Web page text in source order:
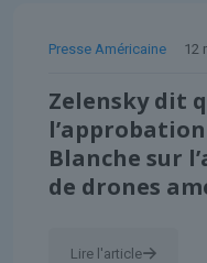
Presse Américaine 12
Zelensky dit
Blanche sur
de drones
Lire l'article